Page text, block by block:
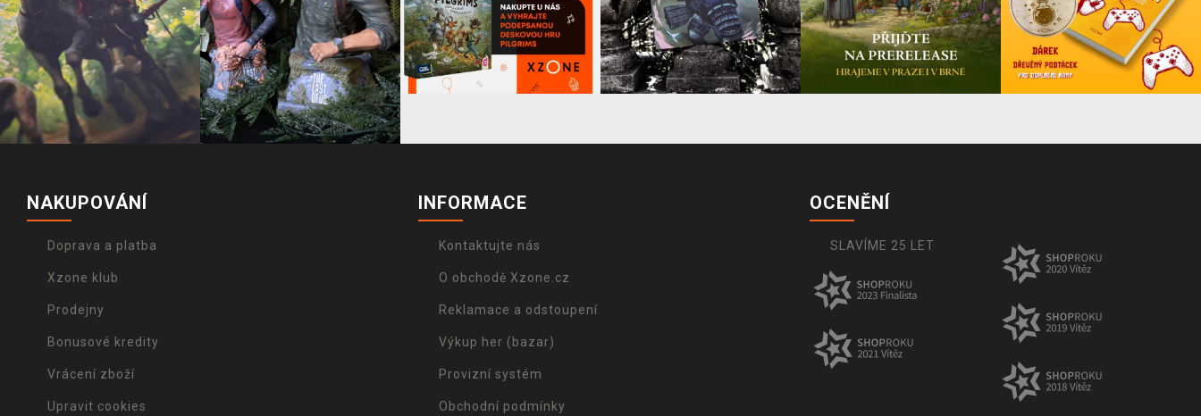
NAKUPOVÁNÍ
Doprava a platba
Xzone klub
Prodejny
Bonusové kredity
Vrácení zboží
Upravit cookies
INFORMACE
Kontaktujte nás
O obchodě Xzone.cz
Reklamace a odstoupení
Výkup her (bazar)
Provizní systém
Obchodní podmínky
OCENĚNÍ
SLAVÍME 25 LET